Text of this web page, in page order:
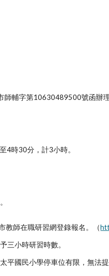
輔字第10630489500號函辦理
4時30分，計3小時。
教師在職研習網登錄報名。（
三小時研習時數。
平國民小學停車位有限，無法